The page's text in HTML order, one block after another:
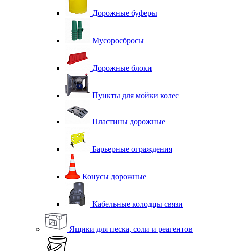
Дорожные буферы
Мусоросбросы
Дорожные блоки
Пункты для мойки колес
Пластины дорожные
Барьерные ограждения
Конусы дорожные
Кабельные колодцы связи
Ящики для песка, соли и реагентов